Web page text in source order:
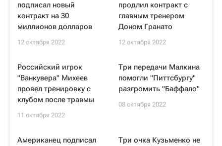
подписал новый
контракт на 30
миллионов долларов
12 октября 2022
продлил контракт с
главным тренером
Доном Гранато
12 октября 2022
Российский игрок
"Ванкувера" Михеев
провел тренировку с
клубом после травмы
11 октября 2022
Три передачи Малкина
помогли "Питтсбургу"
разгромить "Баффало"
08 октября 2022
Американец подписал
Три очка Кузьменко не